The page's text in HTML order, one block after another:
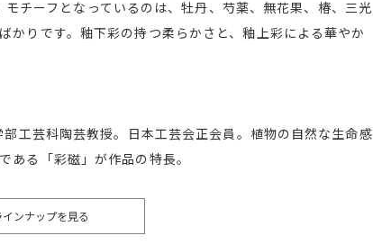
ーフとなっているのは、牡丹、芍薬、無花果、椿、三光
りです。釉下彩の持つ柔らかさと、釉上彩による華やか
工芸科陶芸教授。日本工芸会正会員。植物の自然な生命感
ある「彩磁」が作品の特長。
ンナップを見る